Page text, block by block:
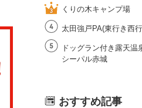
くりの木キャンプ場
太田強戸PA(東行き西
ドッグラン付き露天
シーパル赤城
おすすめ記事